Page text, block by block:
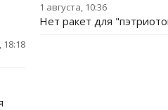
18:18
1 августа, 10:36
Нет ракет для